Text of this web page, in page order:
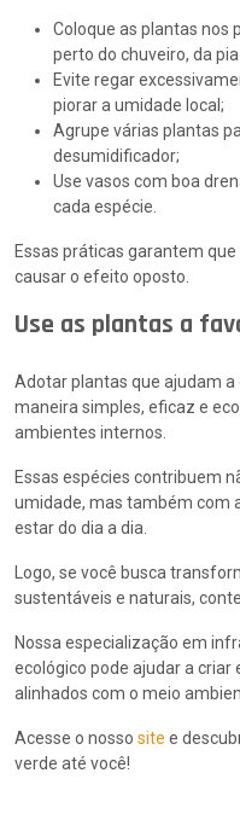
Coloque as plantas nos
perto do chuveiro, da
Evite regar
piorar a umidade local;
Agrupe várias plantas
desumidificador;
Use vasos com boa
cada espécie.
Essas práticas garantem
causar o efeito oposto.
Use as plantas a
Adotar plantas que ajudam a
maneira simples, eficaz e
ambientes internos.
Essas espécies contribuem
umidade, mas também com
estar do dia a dia.
Logo, se você busca
sustentáveis e naturais,
Nossa especialização em
ecológico pode ajudar a criar
alinhados com o meio
Acesse o nosso site e
verde até você!